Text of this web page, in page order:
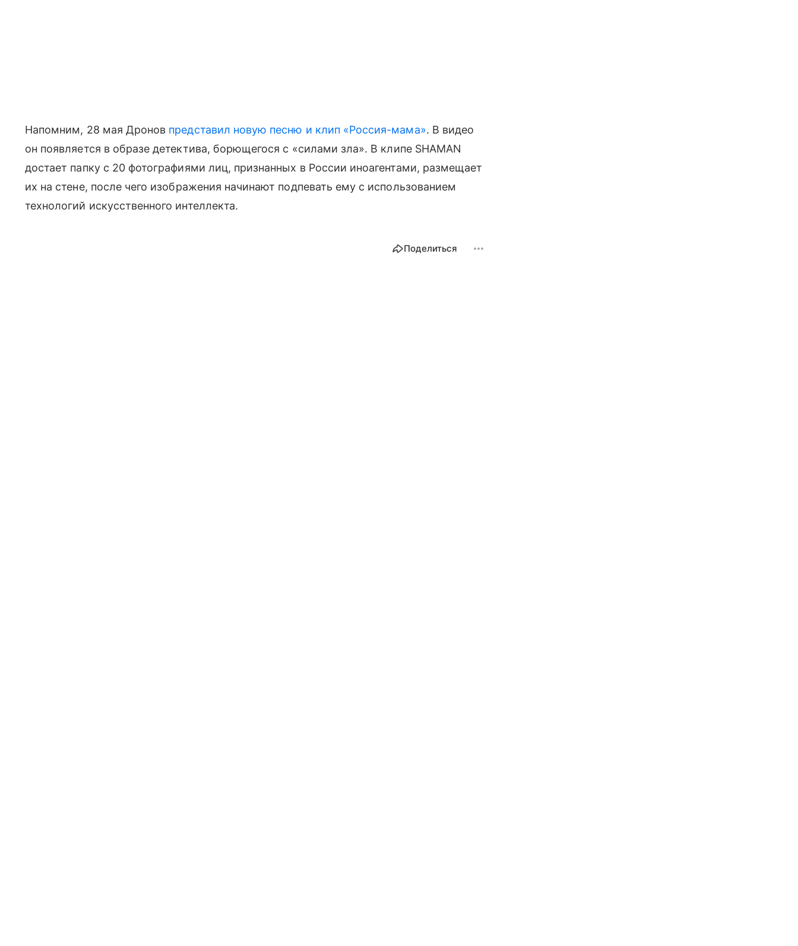
Напомним, 28 мая Дронов представил новую песню и клип «Россия-мама». В видео
он появляется в образе детектива, борющегося с «силами зла». В клипе SHAMAN
достает папку с 20 фотографиями лиц, признанных в России иноагентами, размещает
их на стене, после чего изображения начинают подпевать ему с использованием
технологий искусственного интеллекта.
Поделиться